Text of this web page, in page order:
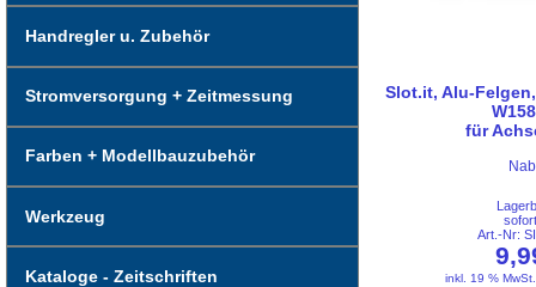
Handregler u. Zubehör
Stromversorgung + Zeitmessung
Farben + Modellbauzubehör
Werkzeug
Kataloge - Zeitschriften
Slot.it, Alu-
für
Art.-Nr:
inkl. 19 %